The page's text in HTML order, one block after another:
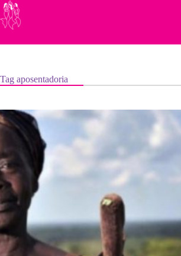
Pular
para
o
Tag aposentadoria